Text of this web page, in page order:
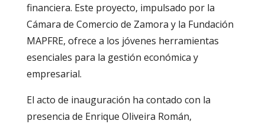
financiera. Este proyecto, impulsado por la
Cámara de Comercio de Zamora y la Fundación
MAPFRE, ofrece a los jóvenes herramientas
esenciales para la gestión económica y
empresarial.
El acto de inauguración ha contado con la
presencia de Enrique Oliveira Román,